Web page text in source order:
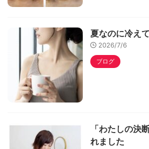
夏なのに冷え
2026/7/6
ブログ
「わたしの決
れました